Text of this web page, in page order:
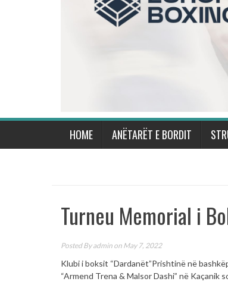
HOME ANËTARËT E BORDIT
Turneu Memorial i
Posted Byadmin on May 7, 2022
Klubi i boksit “Dardanët”Prishtinë në
“Armend Trena & Malsor Dashi” në Kaçanik